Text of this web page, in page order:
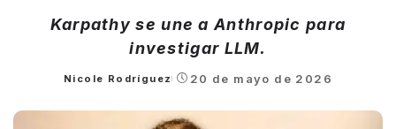
Karpathy se une a Anthropic para
investigar LLM.
Posted
Nicole Rodríguez 20 de mayo de 2026